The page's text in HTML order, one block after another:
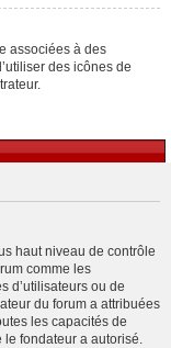
associées à des
des icônes de
haut niveau de contrôle
comme les
d’utilisateurs ou de
du forum a attribuées
les capacités de
fondateur a autorisé.